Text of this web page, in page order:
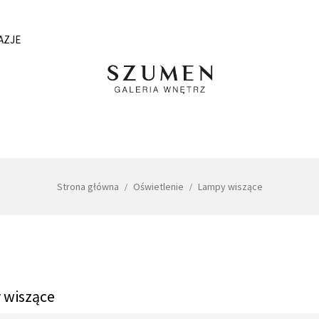
Strona główna Oświetlenie Lampy wiszące